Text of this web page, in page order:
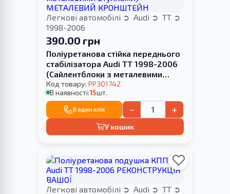
Легкові автомобілі Audi
TT
1998-2006
390.00 грн
Поліуретанова стійка переднього
стабілізатора Audi TT 1998-2006
(Сайлентблоки з металевими
втулками) МЕТАЛЕВИЙ
КРОНШТЕЙН
Код товару: PP301742
В наявності:15шт.
В один клік − +
У кошик
Легкові автомобілі Audi TT